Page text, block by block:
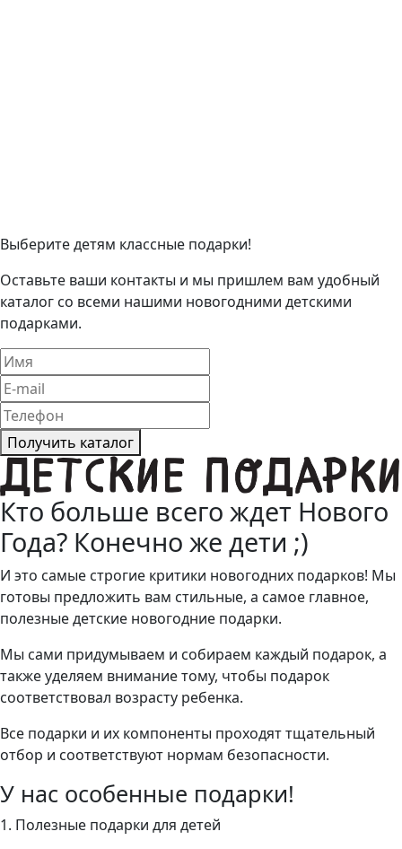
Выберите детям классные подарки!
Оставьте ваши контакты и мы пришлем вам удобный
каталог со всеми нашими новогодними детскими
подарками.
Получить каталог
Кто больше всего ждет Нового
Года? Конечно же дети ;)
И это самые строгие критики новогодних подарков! Мы
готовы предложить вам стильные, а самое главное,
полезные детские новогодние подарки.
Мы сами придумываем и собираем каждый подарок, а
также уделяем внимание тому, чтобы подарок
соответствовал возрасту ребенка.
Все подарки и их компоненты проходят тщательный
отбор и соответствуют нормам безопасности.
У нас особенные подарки!
1. Полезные подарки для детей